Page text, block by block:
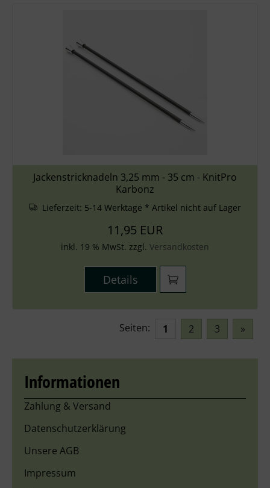
Jackenstricknadeln 3,25 mm - 35 cm - KnitPro
Karbonz
Lieferzeit: 5-14 Werktage * Artikel nicht auf Lager
11,95 EUR
inkl. 19 % MwSt. zzgl. Versandkosten
Details
Seiten: 1 2 3 »
Informationen
Zahlung & Versand
Datenschutzerklärung
Unsere AGB
Impressum